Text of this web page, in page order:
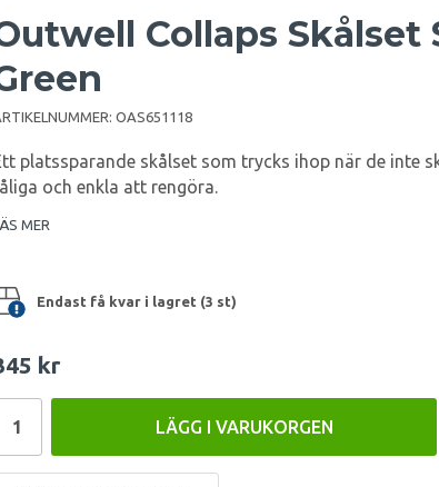
Collaps Skålset
OAS651118
platssparande skålset som trycks ihop när de inte
och enkla att rengöra.
MER
Endast få kvar i lagret (3 st)
kr
LÄGG I VARUKORGEN